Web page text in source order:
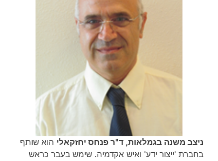
ניצב משנה בגמלאות, ד"ר פנחס יחזקאלי הוא שותף
בחברת 'ייצור ידע' ואיש אקדמיה. שימש בעבר כראש